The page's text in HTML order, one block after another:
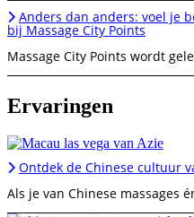
Anders dan anders: voel je
bij Massage City Points
Massage City Points wordt
Ervaringen
Ontdek de Chinese cultuur
Als je van Chinese massages